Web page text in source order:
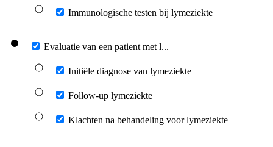
Immunologische testen bij lymeziekte
Evaluatie van een patient met l...
Initiële diagnose van lymeziekte
Follow-up lymeziekte
Klachten na behandeling voor lymeziekte